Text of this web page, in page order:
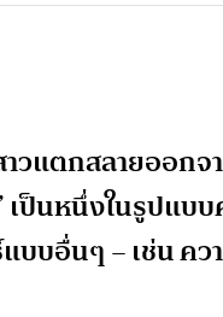
วแตกสลายออกจ
เป็นหนึ่งในรูปแ
บบอื่นๆ – เช่น ค